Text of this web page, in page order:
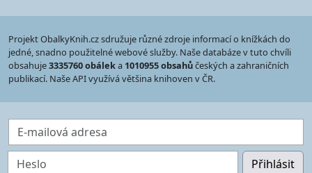
Projekt ObalkyKnih.cz sdružuje různé zdroje informací o knížkách do
jedné, snadno použitelné webové služby. Naše databáze v tuto chvíli
obsahuje3335760 obáleka 1010955 obsahůčeských a zahraničních
publikací. Naše API využívá většina knihoven v ČR.
E-mailová adresa
Heslo Přihlásit